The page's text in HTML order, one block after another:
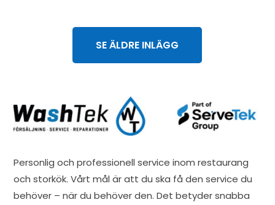
SE ÄLDRE INLÄGG
Personlig och professionell service inom restaurang
och storkök. Vårt mål är att du ska få den service du
behöver – när du behöver den. Det betyder snabba